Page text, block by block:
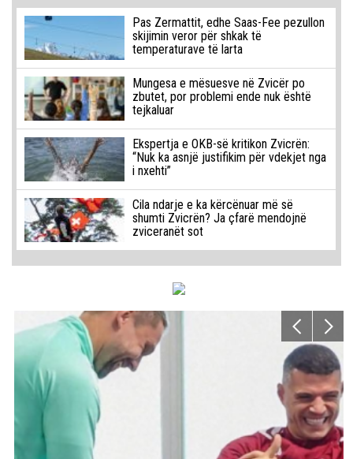
Pas Zermattit, edhe Saas-Fee pezullon
skijimin veror për shkak të
temperaturave të larta
Mungesa e mësuesve në Zvicër po
zbutet, por problemi ende nuk është
tejkaluar
Ekspertja e OKB-së kritikon Zvicrën:
“Nuk ka asnjë justifikim për vdekjet nga
i nxehti”
Cila ndarje e ka kërcënuar më së
shumti Zvicrën? Ja çfarë mendojnë
zviceranët sot